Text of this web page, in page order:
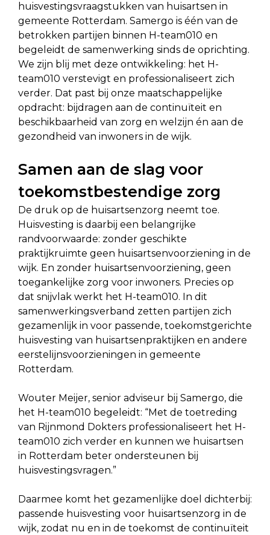
huisvestingsvraagstukken van huisartsen in
gemeente Rotterdam. Samergo is één van de
betrokken partijen binnen H-team010 en
begeleidt de samenwerking sinds de oprichting.
We zijn blij met deze ontwikkeling: het H-
team010 verstevigt en professionaliseert zich
verder. Dat past bij onze maatschappelijke
opdracht: bijdragen aan de continuïteit en
beschikbaarheid van zorg en welzijn én aan de
gezondheid van inwoners in de wijk.
Samen aan de slag voor
toekomstbestendige zorg
De druk op de huisartsenzorg neemt toe.
Huisvesting is daarbij een belangrijke
randvoorwaarde: zonder geschikte
praktijkruimte geen huisartsenvoorziening in de
wijk. En zonder huisartsenvoorziening, geen
toegankelijke zorg voor inwoners. Precies op
dat snijvlak werkt het H-team010. In dit
samenwerkingsverband zetten partijen zich
gezamenlijk in voor passende, toekomstgerichte
huisvesting van huisartsenpraktijken en andere
eerstelijnsvoorzieningen in gemeente
Rotterdam.
Wouter Meijer, senior adviseur bij Samergo, die
het H-team010 begeleidt: “Met de toetreding
van Rijnmond Dokters professionaliseert het H-
team010 zich verder en kunnen we huisartsen
in Rotterdam beter ondersteunen bij
huisvestingsvragen.”
Daarmee komt het gezamenlijke doel dichterbij:
passende huisvesting voor huisartsenzorg in de
wijk, zodat nu en in de toekomst de continuïteit